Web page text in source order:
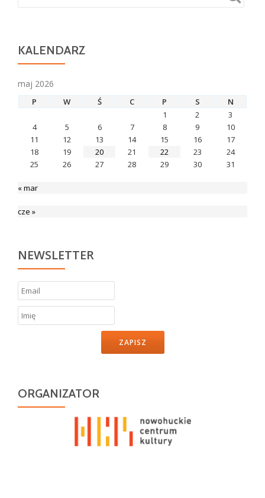
KALENDARZ
maj 2026
P W Ś C P S
N
1
2
3
4
5 6 7 8 9
10
11
12 13 14 15 16
17
18
19 20 21 22 23
24
25
26 27 28 29 30 31
« mar
cze »
NEWSLETTER
ZAPISZ
ORGANIZATOR